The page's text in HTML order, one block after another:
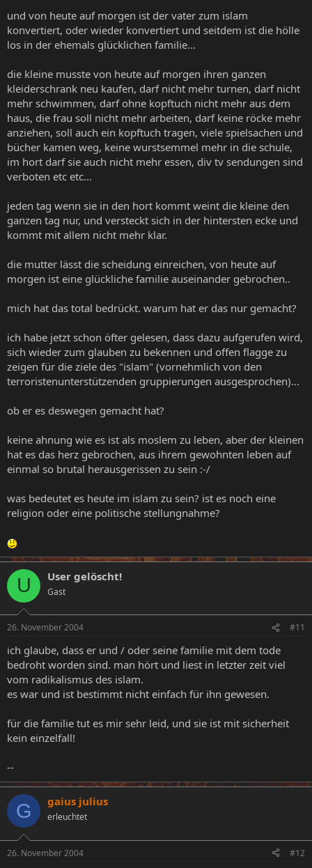
und von heute auf morgen ist der vater zum islam
konvertiert, oder wieder konvertiert und seitdem ist die hölle
los in der ehemals glücklichen familie...
die kleine musste von heute auf morgen ihren ganzen
kleiderschrank neu kaufen, darf nicht mehr turnen, darf nicht
mehr schwimmen, darf ohne kopftuch nicht mehr aus dem
haus, die frau soll nicht mehr arbeiten, darf keine röcke mehr
anziehen, soll auch ein kopftuch tragen, viele spielsachen und
bücher kamen weg, keine wurstsemmel mehr in die schule,
im hort darf sie auch nicht mehr essen, div tv sendungen sind
verboten etc etc...
jeden tag wenn sie in den hort kommt weint die kleine den
ganzen tag nur, und versteckt sich in der hintersten ecke und
kommt mit allem nicht mehr klar.
die mutter lässt die scheidung einreichen, von heute auf
morgen ist eine glückliche familie auseinander gebrochen..
mich hat das total bedrückt. warum hat er das nur gemacht?
ich habe jetzt schon öfter gelesen, dass dazu aufgerufen wird,
sich wieder zum glauben zu bekennen und offen flagge zu
zeigen für die ziele des "islam" (vornehmlich von den
terroristenunterstützenden gruppierungen ausgesprochen)...
ob er es deswegen gemacht hat?
keine ahnung wie es ist als moslem zu leben, aber der kleinen
hat es das herz gebrochen, aus ihrem gewohnten leben auf
einmal so brutal herausgerissen zu sein :-/
was bedeutet es heute im islam zu sein? ist es noch eine
religion oder eine politische stellungnahme?
U User gelöscht!
Gast
26. November 2004 #11
ich glaube, dass er und / oder seine familie mit dem tode
bedroht worden sind. man hört und liest in letzter zeit viel
vom radikalismus des islam.
es war und ist bestimmt nicht einfach für ihn gewesen.
für die familie tut es mir sehr leid, und sie ist mit sicherheit
kein einzelfall!
--
G gaius julius
erleuchtet
26. November 2004 #12